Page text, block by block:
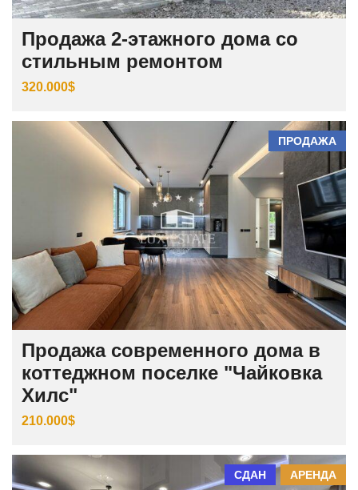
Продажа 2-этажного дома со
стильным ремонтом
320.000$
ПРОДАЖА
Продажа современного дома в
коттеджном поселке "Чайковка
Хилс"
210.000$
АРЕНДА
СДАН